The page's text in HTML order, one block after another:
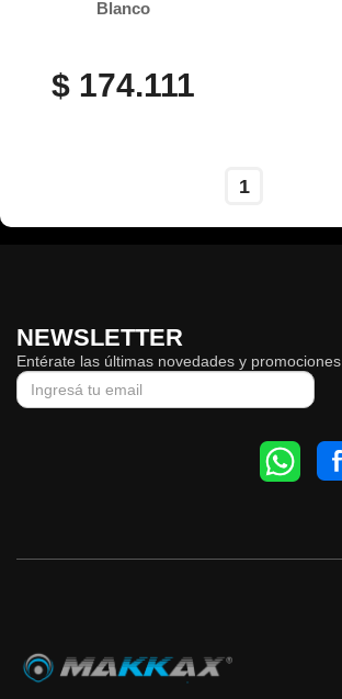
Blanco
$ 174.111
1
NEWSLETTER
Entérate las últimas novedades y promociones